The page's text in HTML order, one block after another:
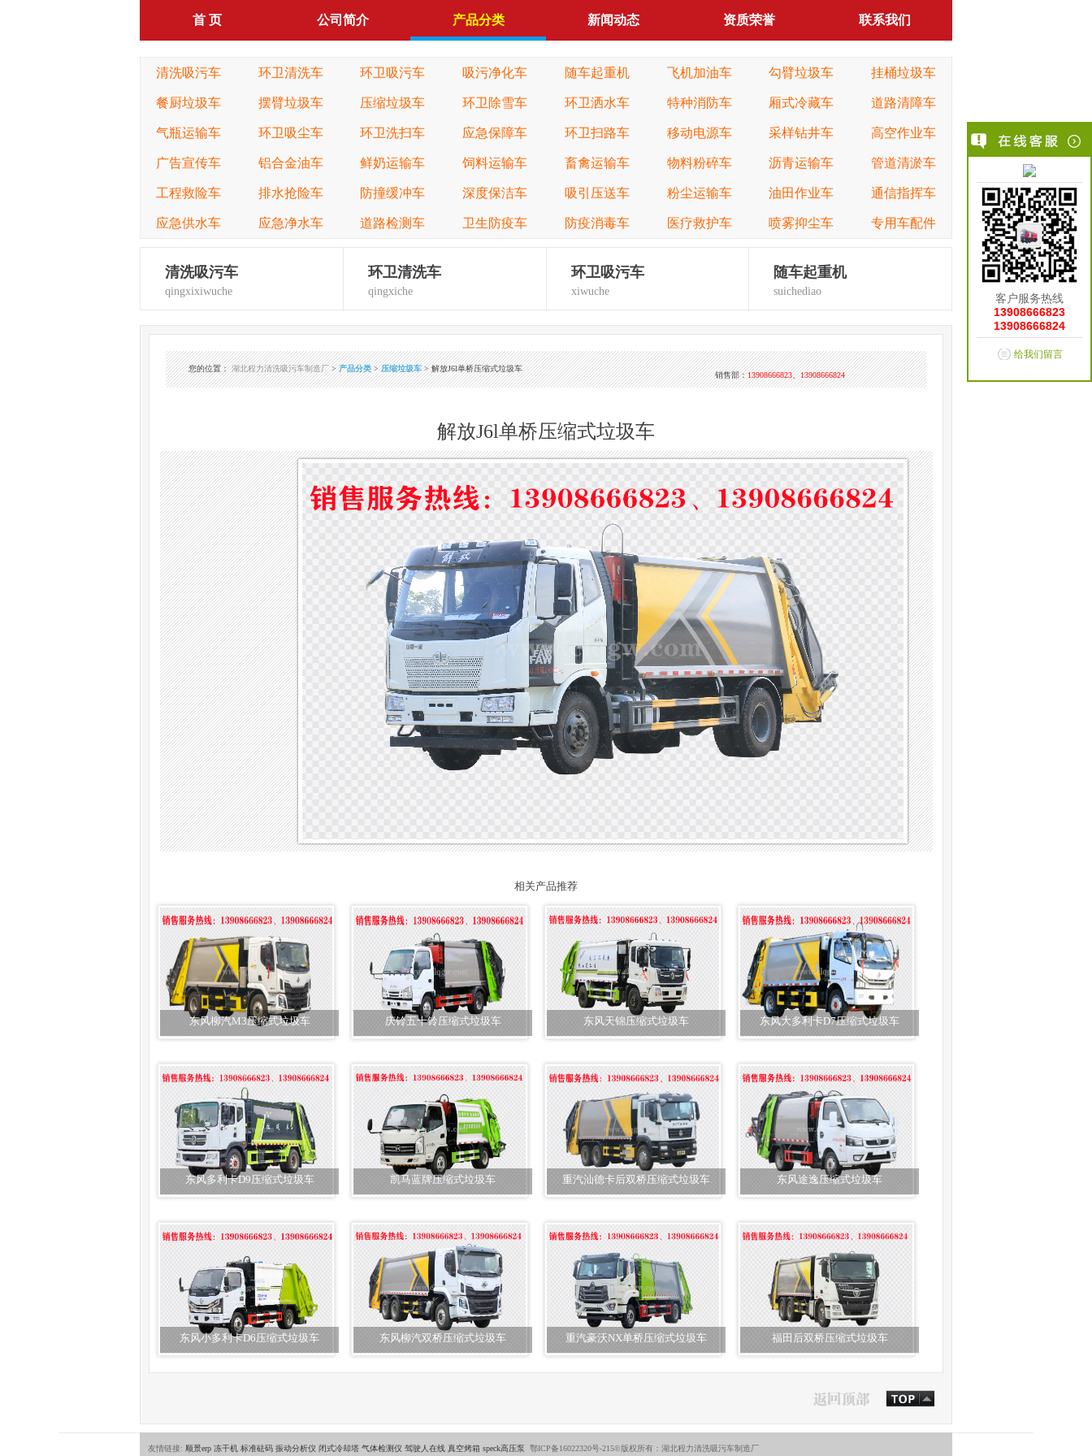
首 页 公司简介 产品分类 新闻动态 资质荣誉 联系我们
清洗吸污车 环卫清洗车 环卫吸污车 吸污净化车 随车起重机 飞机加油车 勾臂垃圾车 挂桶垃圾车
餐厨垃圾车 摆臂垃圾车 压缩垃圾车 环卫除雪车 环卫洒水车 特种消防车 厢式冷藏车 道路清障车
气瓶运输车 环卫吸尘车 环卫洗扫车 应急保障车 环卫扫路车 移动电源车 采样钻井车 高空作业车
广告宣传车 铝合金油车 鲜奶运输车 饲料运输车 畜禽运输车 物料粉碎车 沥青运输车 管道清淤车
工程救险车 排水抢险车 防撞缓冲车 深度保洁车 吸引压送车 粉尘运输车 油田作业车 通信指挥车
应急供水车 应急净水车 道路检测车 卫生防疫车 防疫消毒车 医疗救护车 喷雾抑尘车 专用车配件
清洗吸污车
qingxixiwuche
环卫清洗车
qingxiche
环卫吸污车
xiwuche
随车起重机
suichediao
您的位置：湖北程力清洗吸污车制造厂>产品分类>压缩垃圾车> 解放J6l单桥压缩式垃圾车
销售部：13908666823、13908666824
解放J6l单桥压缩式垃圾车
相关产品推荐
东风柳汽M3压缩式垃圾车 庆铃五十铃压缩式垃圾车 东风天锦压缩式垃圾车 东风大多利卡D7压缩式垃圾车
东风多利卡D9压缩式垃圾车 凯马蓝牌压缩式垃圾车 重汽汕德卡后双桥压缩式垃圾车 东风途逸压缩式垃圾车
东风小多利卡D6压缩式垃圾车 东风柳汽双桥压缩式垃圾车 重汽豪沃NX单桥压缩式垃圾车 福田后双桥压缩式垃圾车
友情链接: 顺景erp 冻干机 标准砝码 振动分析仪 闭式冷却塔 气体检测仪 驾驶人在线 真空烤箱 speck高压泵 鄂ICP备16022320号-215©版权所有：湖北程力清洗吸污车制造厂
客户服务热线
13908666823
13908666824
给我们留言